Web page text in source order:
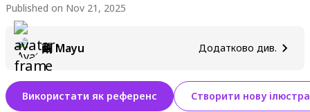
Published on Nov 21, 2025
繭 Mayu Додатково див.
Використати як референс Створити нову